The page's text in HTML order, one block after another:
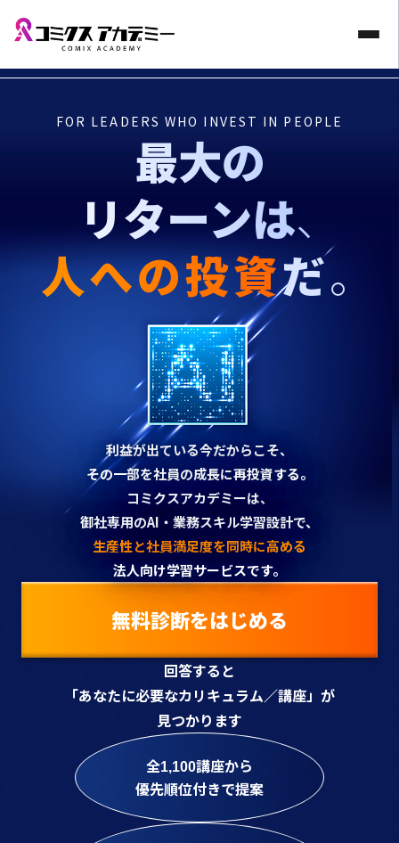
FOR LEADERS WHO INVEST IN PEOPLE
最大の
リターンは、
人への投資だ。
利益が出ている今だからこそ、
その一部を社員の成長に再投資する。
コミクスアカデミーは、
御社専用のAI・業務スキル学習設計で、
生産性と社員満足度を同時に高める
法人向け学習サービスです。
全1,100講座から
優先順位付きで提案
無料診断をはじめる
回答すると
「あなたに必要なカリキュラム／講座」が
見つかります